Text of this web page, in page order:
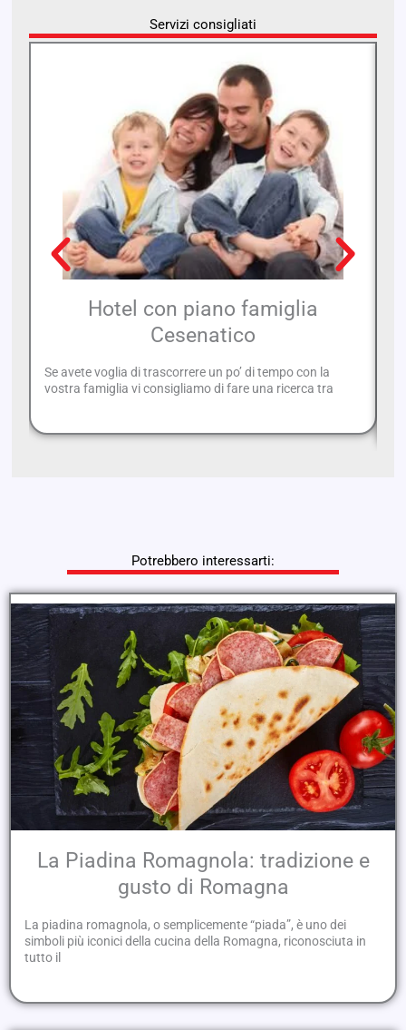
Servizi consigliati
Hotel con piano famiglia
Cesenatico
Se avete voglia di trascorrere un po’ di tempo con la
vostra famiglia vi consigliamo di fare una ricerca tra
Potrebbero interessarti:
La Piadina Romagnola: tradizione e
gusto di Romagna
La piadina romagnola, o semplicemente “piada”, è uno dei
simboli più iconici della cucina della Romagna, riconosciuta in
tutto il